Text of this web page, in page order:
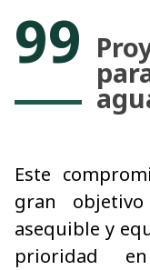
99
Este
gran
asequible y
prioridad